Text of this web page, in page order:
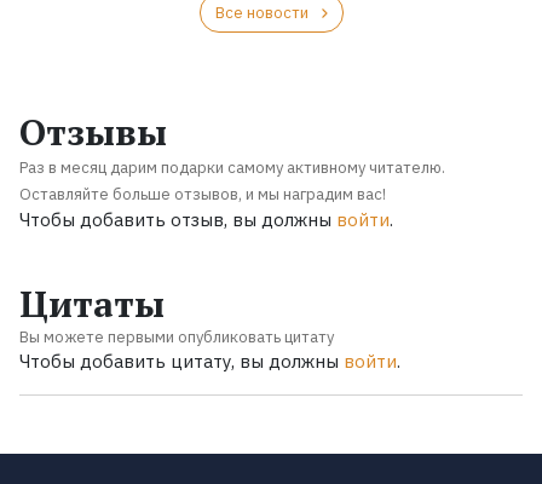
Все новости
Отзывы
Раз в месяц дарим подарки самому активному читателю.
Оставляйте больше отзывов, и мы наградим вас!
Чтобы добавить отзыв, вы должны войти.
Цитаты
Вы можете первыми опубликовать цитату
Чтобы добавить цитату, вы должны войти.